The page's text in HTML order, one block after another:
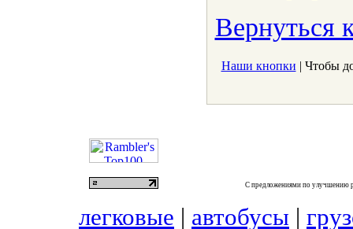
Вернуться
Наши кнопки | Чтобы
С предложениями по улучшению
легковые | автобусы |